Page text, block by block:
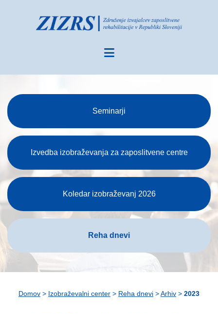
Seminarji
Izvedba izobraževanja za zaposlitvene centre
Koledar izobraževanj 2026
Reha dnevi
Domov > Izobraževalni center > Reha dnevi >Arhiv > 2023